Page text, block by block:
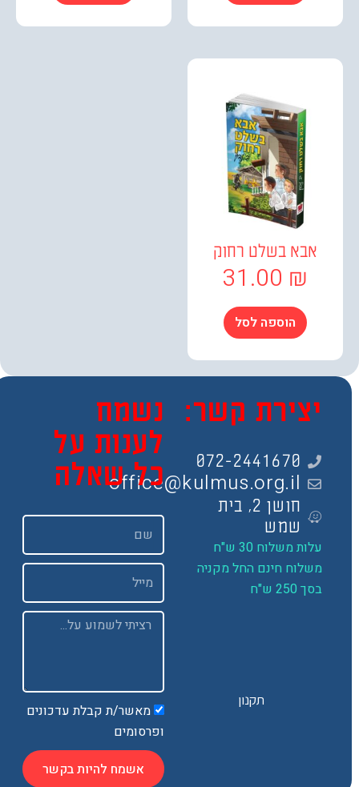
אבא בשלט רחוק
31.00
הוספה לסל
קשר:
072-2441670
office@kulmus.org.il
חושן 2, בית
שמש
משלוח 30 ש"ח
חינם החל מקניה
נשמח
לענות על
כל שאלה
Email
Message
מאשר/ת קבלת עדכונים
ופרסומים
אשמח להיות בקשר